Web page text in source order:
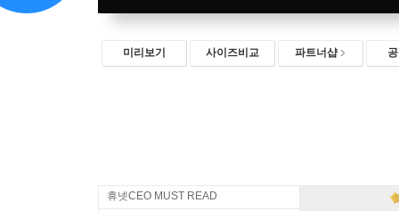
미리보기 사이즈비교 파트너샵
휴넷CEO MUST READ